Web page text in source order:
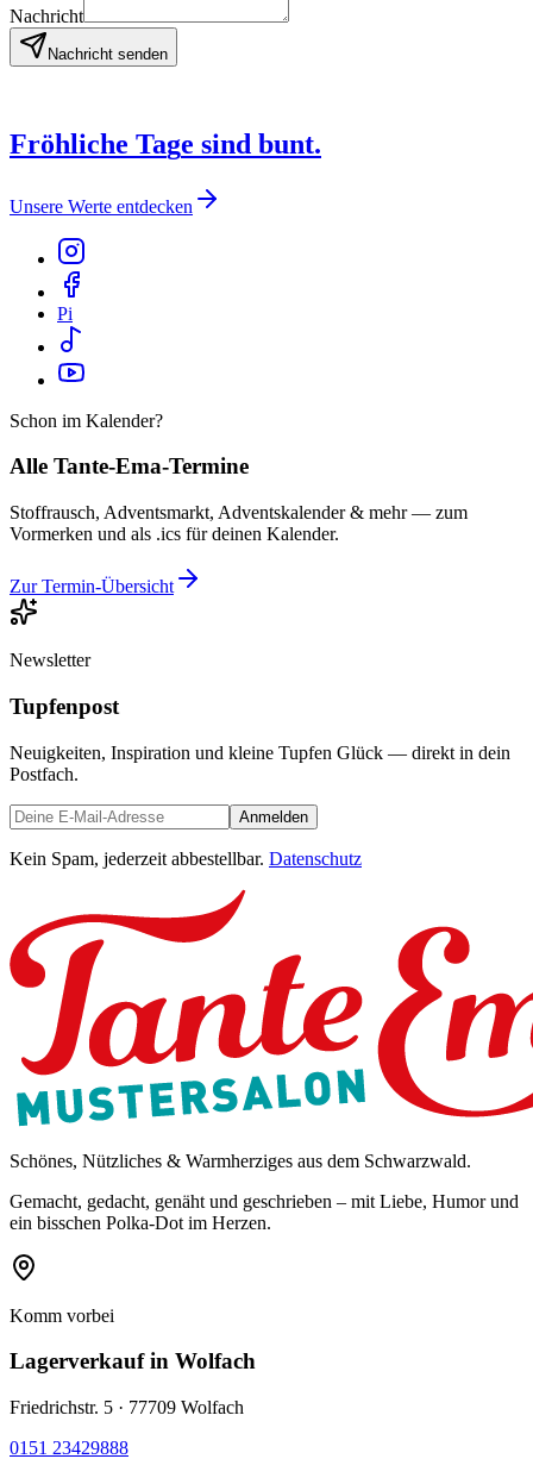
Nachricht
Nachricht senden
Fröhliche Tage sind bunt.
Unsere Werte entdecken
Pi
Schon im Kalender?
Alle Tante-Ema-Termine
Stoffrausch, Adventsmarkt, Adventskalender & mehr — zum
Vormerken und als .ics für deinen Kalender.
Zur Termin-Übersicht
Newsletter
Tupfenpost
Neuigkeiten, Inspiration und kleine Tupfen Glück — direkt in dein
Postfach.
Anmelden
Kein Spam, jederzeit abbestellbar. Datenschutz
Schönes, Nützliches & Warmherziges aus dem Schwarzwald.
Gemacht, gedacht, genäht und geschrieben – mit Liebe, Humor und
ein bisschen Polka-Dot im Herzen.
Komm vorbei
Lagerverkaufin Wolfach
Friedrichstr. 5 · 77709 Wolfach
0151 23429888